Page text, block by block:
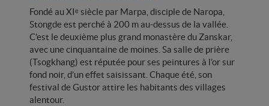
Fondé au XIᵉ siècle par Marpa, disciple de Naropa,
Stongde est perché à 200 m au-dessus de la vallée.
C’est le deuxième plus grand monastère du Zanskar,
avec une cinquantaine de moines. Sa salle de prière
(Tsogkhang) est réputée pour ses peintures à l’or sur
fond noir, d’un effet saisissant. Chaque été, son
festival de Gustor attire les habitants des villages
alentour.